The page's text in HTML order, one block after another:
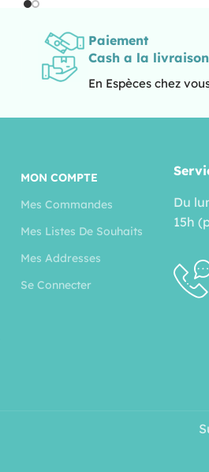
Paiement
Cash a la livraison
En Espèces chez
MON COMPTE
Mes Commandes
Mes Listes De Souhaits
Mes Addresses
Se Connecter
Du
15h